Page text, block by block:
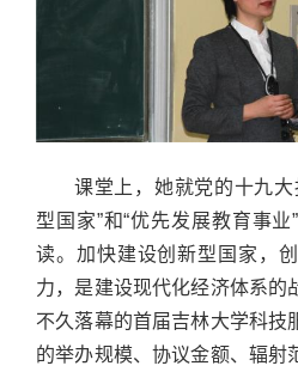
课堂上，她就党的十九
型国家”和“优先发展教育事
读。加快建设创新型国家，
力，是建设现代化经济体系的
不久落幕的首届吉林大学科技
的举办规模、协议金额、辐射